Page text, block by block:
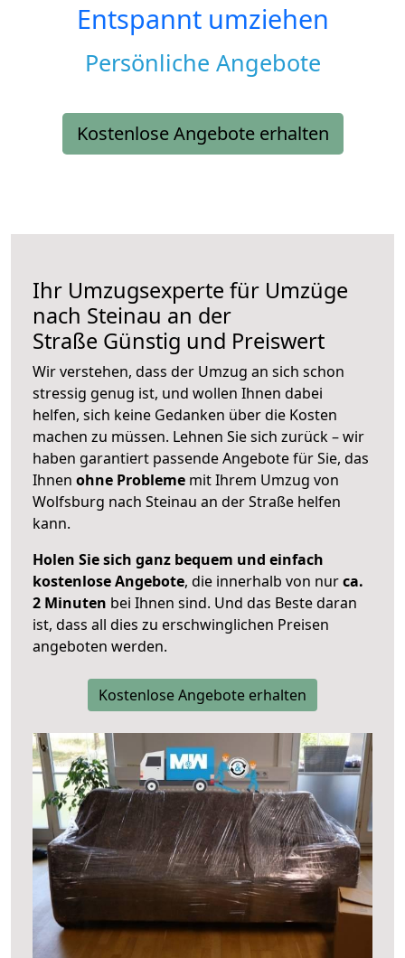
Entspannt umziehen
Persönliche Angebote
Kostenlose Angebote erhalten
Ihr Umzugsexperte für Umzüge
nach Steinau an der
Straße Günstig und Preiswert
Wir verstehen, dass der Umzug an sich schon
stressig genug ist, und wollen Ihnen dabei
helfen, sich keine Gedanken über die Kosten
machen zu müssen. Lehnen Sie sich zurück – wir
haben garantiert passende Angebote für Sie, das
Ihnen ohne Probleme mit Ihrem Umzug von
Wolfsburg nach Steinau an der Straße helfen
kann.
Holen Sie sich ganz bequem und einfach
kostenlose Angebote, die innerhalb von nurca.
2 Minuten bei Ihnen sind. Und das Beste daran
ist, dass all dies zu erschwinglichen Preisen
angeboten werden.
Kostenlose Angebote erhalten